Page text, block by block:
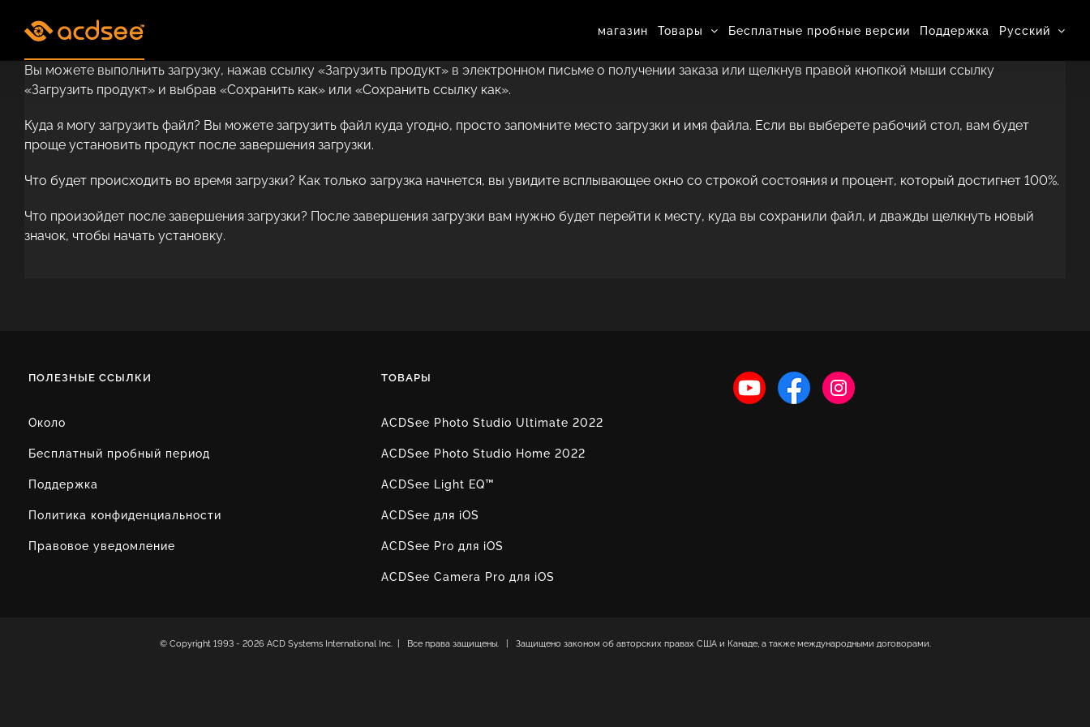
магазин Товары Бесплатные пробные версии Поддержка Pусский
Вы можете выполнить загрузку, нажав ссылку «Загрузить продукт» в электронном письме о получении заказа или щелкнув правой кнопкой мыши ссылку
«Загрузить продукт» и выбрав «Сохранить как» или «Сохранить ссылку как».
Куда я могу загрузить файл? Вы можете загрузить файл куда угодно, просто запомните место загрузки и имя файла. Если вы выберете рабочий стол, вам будет
проще установить продукт после завершения загрузки.
Что будет происходить во время загрузки? Как только загрузка начнется, вы увидите всплывающее окно со строкой состояния и процент, который достигнет 100%.
Что произойдет после завершения загрузки? После завершения загрузки вам нужно будет перейти к месту, куда вы сохранили файл, и дважды щелкнуть новый
значок, чтобы начать установку.
ПОЛЕЗНЫЕ ССЫЛКИ
Около
Бесплатный пробный период
Поддержка
Политика конфиденциальности
Правовое уведомление
ТОВАРЫ
ACDSee Photo Studio Ultimate 2022
ACDSee Photo Studio Home 2022
ACDSee Light EQ™
ACDSee для iOS
ACDSee Pro для iOS
ACDSee Camera Pro для iOS
© Copyright 1993 - 2026 ACD Systems International Inc. | Все права защищены. | Защищено законом об авторских правах США и Канаде, а также международными договорами.